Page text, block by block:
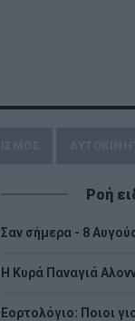
Ροή
Σαν σήμερα - 8
H Κυρά Παναγιά
Εορτολόγιο: Ποιοι